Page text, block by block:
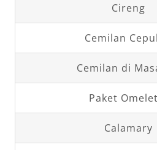
Cireng
Cemilan
Cemilan di
Paket
Calamary